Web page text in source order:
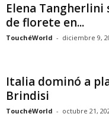
Elena Tangherlini
de florete en...
TouchéWorld - diciembre 9,
Italia dominó a
Brindisi
TouchéWorld - octubre 21,